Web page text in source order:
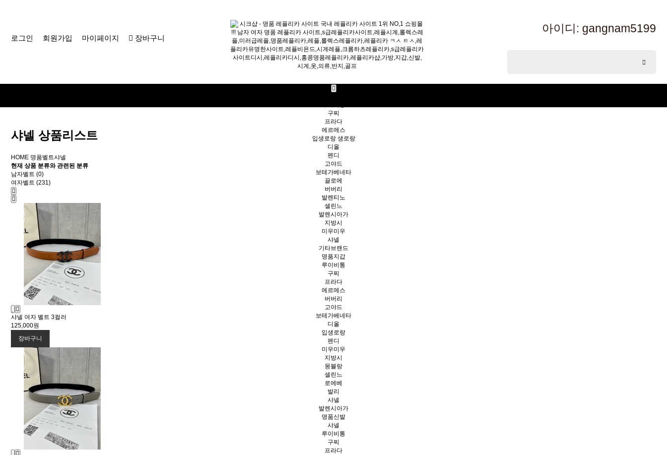
로그인 회원가입 마이페이지 장바구니
아이디: gangnam5199
구찌
프라다
에르메스
입생로랑 생로랑
디올
펜디
고야드
보테가베네타
끌로에
버버리
발렌티노
셀린느
발렌시아가
지방시
미우미우
샤넬
기타브랜드
명품지갑
루이비통
구찌
프라다
에르메스
버버리
고야드
보테가베네타
디올
입생로랑
펜디
미우미우
지방시
몽블랑
셀린느
로에베
발리
샤넬
발렌시아가
명품신발
샤넬
루이비통
구찌
프라다
샤넬 상품리스트
HOME 명품벨트샤넬
현재 상품 분류와 관련된 분류
남자벨트 (0)
여자벨트 (231)
샤넬 여자 벨트 3컬러
125,000원
장바구니